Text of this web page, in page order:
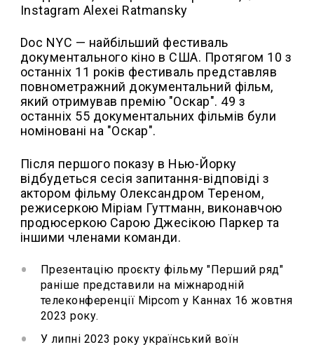
Instagram Alexei Ratmansky
Doc NYC — найбільший фестиваль
документального кіно в США. Протягом 10 з
останніх 11 років фестиваль представляв
повнометражний документальний фільм,
який отримував премію "Оскар". 49 з
останніх 55 документальних фільмів були
номіновані на "Оскар".
Після першого показу в Нью-Йорку
відбудеться сесія запитання-відповіді з
актором фільму Олександром Тереном,
режисеркою Міріам Гуттманн, виконавчою
продюсеркою Сарою Джесікою Паркер та
іншими членами команди.
Презентацію проєкту фільму "Перший ряд"
раніше представили на міжнародній
телеконференції Mipcom у Каннах 16 жовтня
2023 року.
У липні 2023 року український воїн